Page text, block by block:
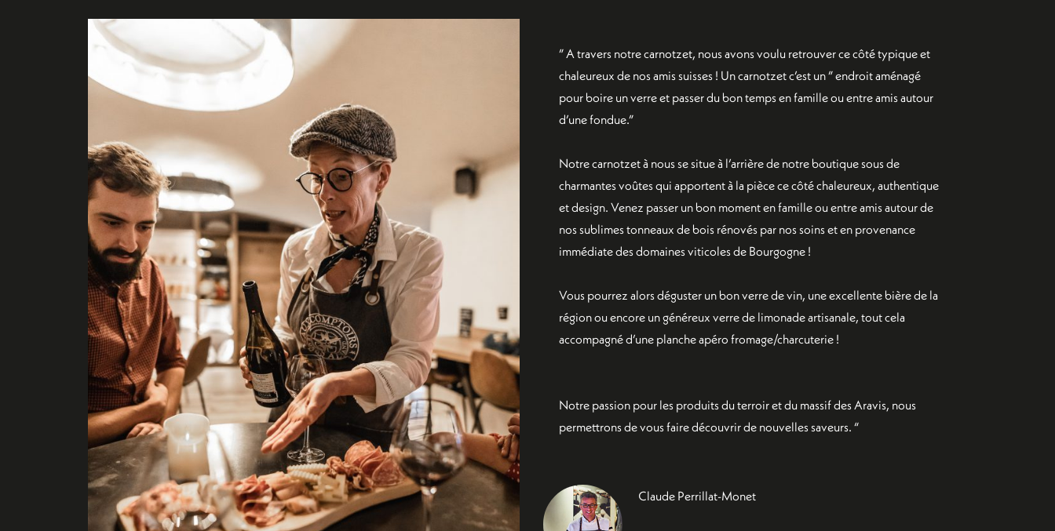
” A travers notre carnotzet, nous avons voulu retrouver ce côté typique et
chaleureux de nos amis suisses ! Un carnotzet c’est un ”endroit aménagé
pour boire un verre et passer du bon temps en famille ou entre amis autour
d’une fondue.”
Notre carnotzet à nous se situe à l’arrière de notre boutique sous de
charmantes voûtes qui apportent à la pièce ce côté chaleureux, authentique
et design. Venez passer un bon moment en famille ou entre amis autour de
nos sublimes tonneaux de bois rénovés par nos soins et en provenance
immédiate des domaines viticoles de Bourgogne !
Vous pourrez alors déguster un bon verre de vin, une excellente bière de la
région ou encore un généreux verre de limonade artisanale, tout cela
accompagné d’une planche apéro fromage/charcuterie !
Notre passion pour les produits du terroir et du massif des Aravis, nous
permettrons de vous faire découvrir de nouvelles saveurs. “
Claude Perrillat-Monet